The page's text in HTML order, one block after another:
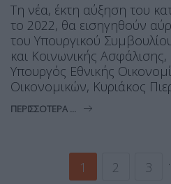
Τη νέα, έκτη αύξηση του
το 2022, θα εισηγηθούν
του Υπουργικού
και Κοινωνικής
Υπουργός Εθνικής
Οικονομικών, Κυριάκος
ΠΕΡΙΣΣΌΤΕΡΑ ...
1 2 3